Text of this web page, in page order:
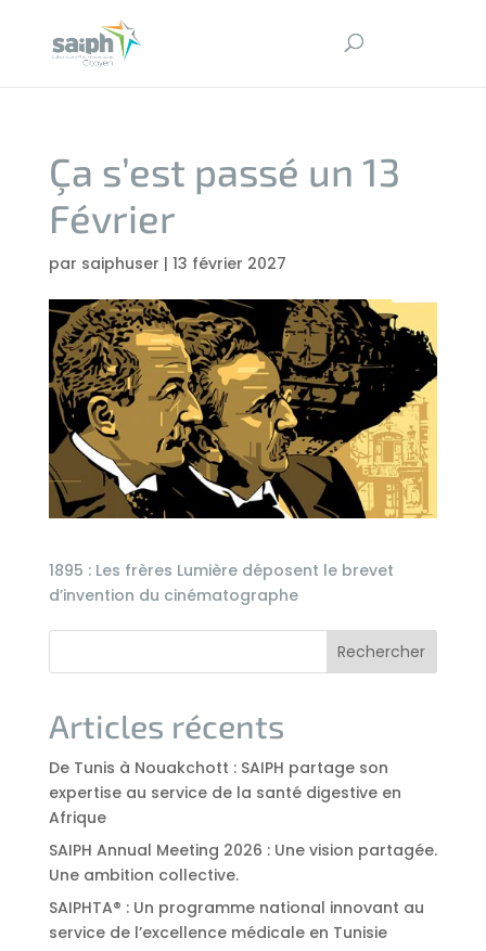
Ça s’est passé un 13
Février
par saiphuser | 13 février 2027
1895 : Les frères Lumière déposent le brevet
d’invention du cinématographe
Rechercher
Articles récents
De Tunis à Nouakchott : SAIPH partage son
expertise au service de la santé digestive en
Afrique
SAIPH Annual Meeting 2026 : Une vision partagée.
Une ambition collective.
SAIPHTA® : Un programme national innovant au
service de l’excellence médicale en Tunisie